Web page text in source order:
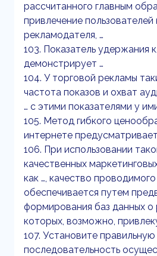
рассчитанного главным
привлечение
рекламодателя, …
103. Показатель удержания
демонстрирует …
104. У торговой рекламы
частота показов и охват
… с этими показателями у
105. Метод гибкого
интернете предусматривает
106. При использовании
качественных
как …, качество
обеспечивается путем
формирования баз данных о
которых, возможно,
107. Установите правильную
последовательность